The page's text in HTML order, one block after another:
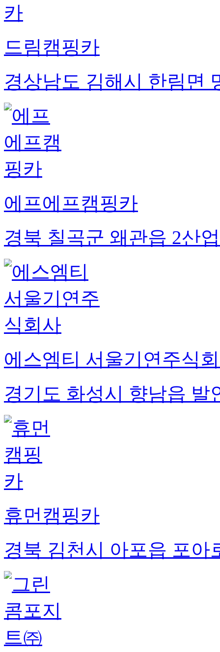
드림캠핑카
경상남도 김해시 한림면
에프에프캠핑카
경북 칠곡군 왜관읍 2산
에스엠티 서울기연주식
경기도 화성시 향남읍 발
휴먼캠핑카
경북 김천시 아포읍 포아